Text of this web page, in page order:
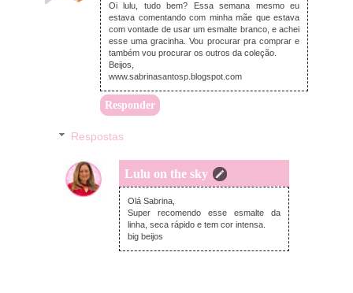
Oi lulu, tudo bem? Essa semana mesmo eu
estava comentando com minha mãe que estava
com vontade de usar um esmalte branco, e achei
esse uma gracinha. Vou procurar pra comprar e
também vou procurar os outros da coleção.
Beijos,
www.sabrinasantosp.blogspot.com
Responder
Respostas
Lulu on the sky
quarta-feira, novembro 23, 2022
Olá Sabrina,
Super recomendo esse esmalte da
linha, seca rápido e tem cor intensa.
big beijos